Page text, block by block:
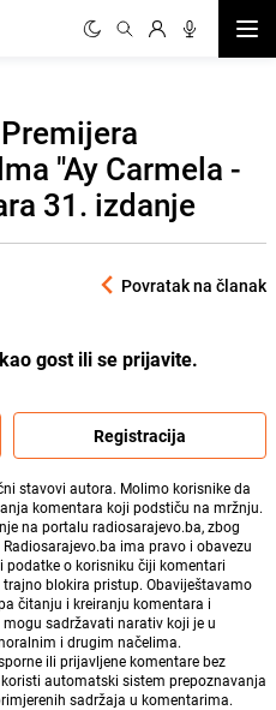
"Ay Carmela -
31. izdanje
Povratak na članak
gost ili se prijavite.
Registracija
stavovi autora. Molimo korisnike da
komentara koji podstiču na mržnju.
na portalu radiosarajevo.ba, zbog
ima pravo i obavezu
o korisniku čiji komentari
blokira pristup. Obaviještavamo
čitanju i kreiranju komentara i
sadržavati narativ koji je u
i drugim načelima.
ili prijavljene komentare bez
automatski sistem prepoznavanja
sadržaja u komentarima.